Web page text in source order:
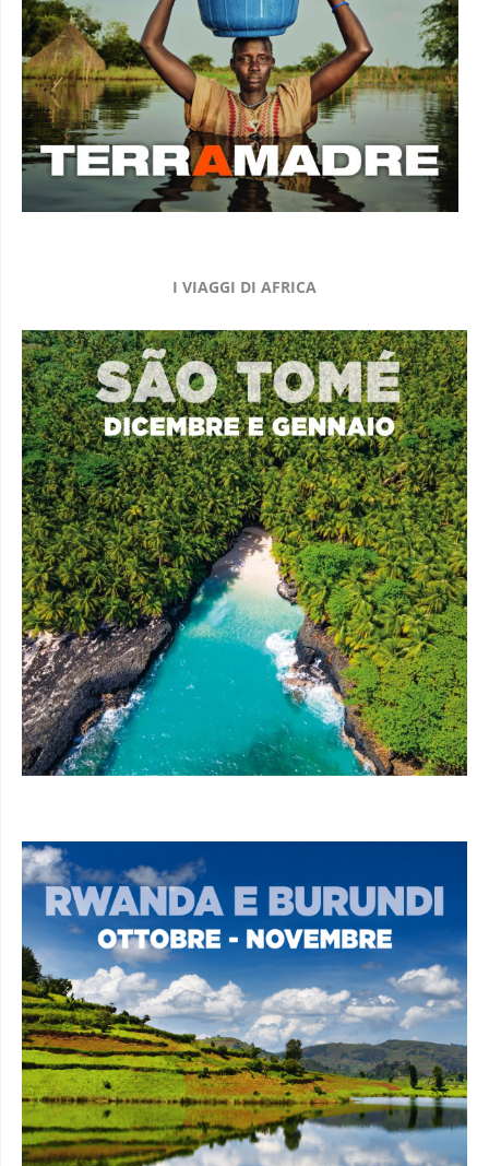
I VIAGGI DI AFRICA